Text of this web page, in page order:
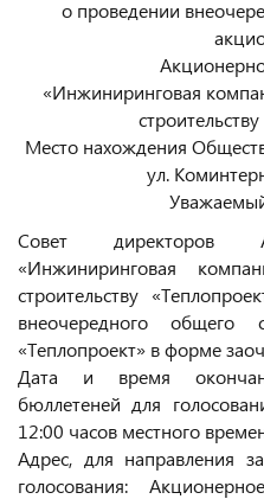
о проведении
«Инжиниринговая
Место нахождения
ул.
Совет директоров
«Инжиниринговая
строительству
внеочередного общего
«Теплопроект» в форме
Дата и время
бюллетеней для
12:00 часов местного
Адрес, для направления
голосования: